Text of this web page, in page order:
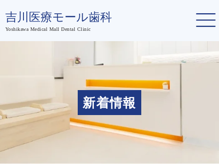
新着情報